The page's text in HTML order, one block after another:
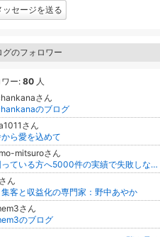
ッセージを送る
グのフォロワー
ー:80 人
さん
のブログ
さん
から愛を込めて
mitsuroさん
畳で困っている方へ5000件の実績で失敗しない安心畳替え相談!熊本産畳おもて専門、琉球畳も大丈夫
ん
客と収益化の専門家：野中あやか
さん
のブログ